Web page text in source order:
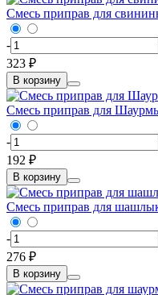
Смесь приправ для
-
323 ₽
В корзину
Смесь приправ для
-
192 ₽
В корзину
Смесь приправ для
-
276 ₽
В корзину